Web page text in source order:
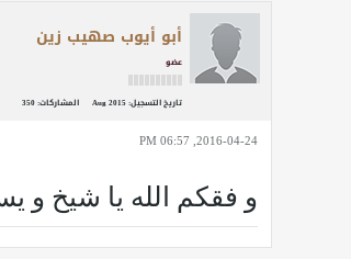
أبو أيوب صهيب زين
عضو
تاريخ التسجيل:Aug 2015 المشاركات:350
2016-04-24, 06:57 PM
و فقكم الله يا شيخ و